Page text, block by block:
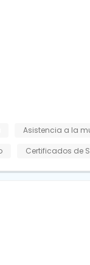
Asistencia a la
Certificados de